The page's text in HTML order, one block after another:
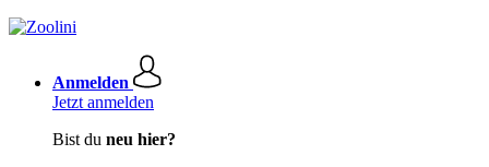
Anmelden
Jetzt anmelden
Bist du neu hier?